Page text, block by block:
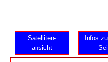
Satelliten-
ansicht
Infos